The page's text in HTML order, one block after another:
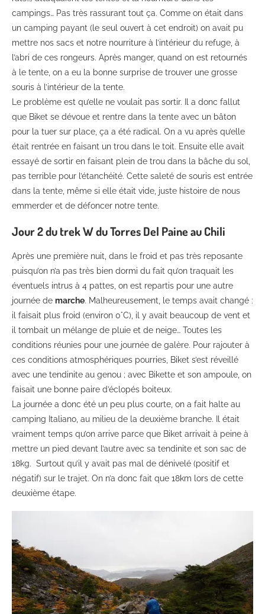
campings… Pas très rassurant tout ça. Comme on était dans
un camping payant (le seul ouvert à cet endroit) on avait pu
mettre nos sacs et notre nourriture à l’intérieur du refuge, à
l’abri de ces rongeurs. Après manger, quand on est retournés
à le tente, on a eu la bonne surprise de trouver une grosse
souris à l’intérieur de la tente.
Le problème est qu’elle ne voulait pas sortir. Il a donc fallut
que Biket se dévoue et rentre dans la tente avec un bâton
pour la tuer sur place, ça a été radical. On a vu après qu’elle
était rentrée en faisant un trou dans le toit. Ensuite elle avait
essayé de sortir en faisant plein de trou dans la bâche du sol,
pas terrible pour l’étanchéité. Cette saleté de souris est entrée
dans la tente, même si elle était vide, juste histoire de nous
emmerder et de défoncer notre tente.
Jour 2 du trek W du Torres Del Paine au Chili
Après une première nuit, dans le froid et pas très reposante
puisqu’on n’a pas très bien dormi du fait qu’on traquait les
éventuels intrus à 4 pattes, on est repartis pour une autre
journée de marche. Malheureusement, le temps avait changé :
il faisait plus froid (environ 0°C), il y avait beaucoup de vent et
il tombait un mélange de pluie et de neige… Toutes les
conditions réunies pour une journée de galère. Pour rajouter à
ces conditions atmosphériques pourries, Biket s’est réveillé
avec une tendinite au genou ; avec Bikette et son ampoule, on
faisait une bonne paire d’éclopés boiteux.
La journée a donc été un peu plus courte, on a fait halte au
camping Italiano, au milieu de la deuxième branche. Il était
vraiment temps qu’on arrive parce que Biket arrivait à peine à
mettre un pied devant l’autre avec sa tendinite et son sac de
18kg. Surtout qu’il y avait pas mal de dénivelé (positif et
négatif) sur le trajet. On n’a donc fait que 18km lors de cette
deuxième étape.